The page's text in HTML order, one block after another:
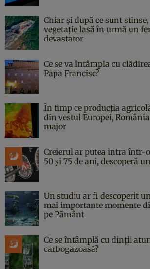
Chiar și după ce sunt
vegetație lasă în urmă un
devastator
Ce se va întâmpla cu
Papa Francisc?
În timp ce producția
din vestul Europei,
major
Creierul ar putea intra într-
50 și 75 de ani, descoperă
Un studiu ar fi descoperit
mai importante momente
pe Pământ
Ce se întâmplă cu dinții
carbogazoasă?